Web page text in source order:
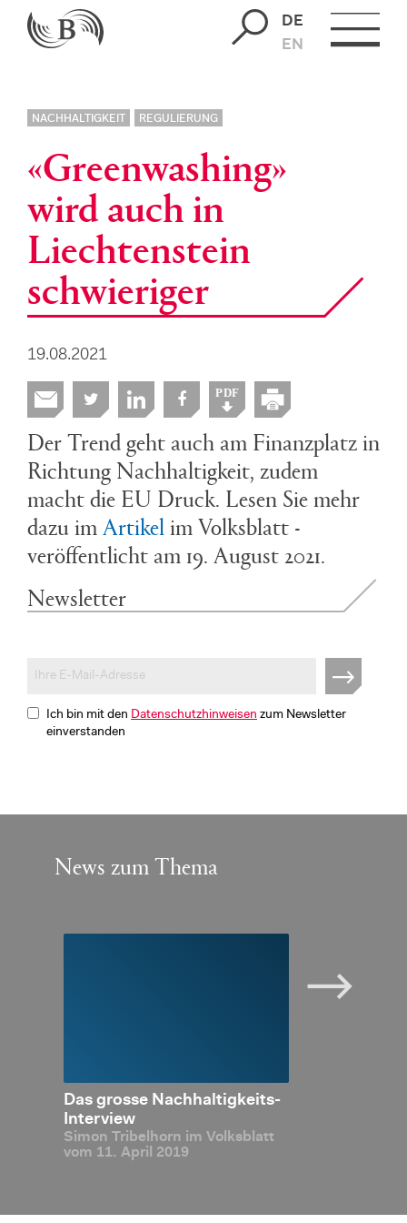
DE
EN
NACHHALTIGKEIT REGULIERUNG
«Greenwashing»
wird auch in
Liechtenstein
schwieriger
19.08.2021
Der Trend geht auch am Finanzplatz in
Richtung Nachhaltigkeit, zudem
macht die EU Druck. Lesen Sie mehr
dazu imArtikelim Volksblatt -
veröffentlicht am 19. August 2021.
Newsletter
Ich bin mit den Datenschutzhinweisen zum Newsletter
einverstanden
News zum Thema
Das gros­se Nach­hal­tig­keits-
In­ter­view
Simon Tri­bel­horn im Volks­blatt
vom 11. April 2019